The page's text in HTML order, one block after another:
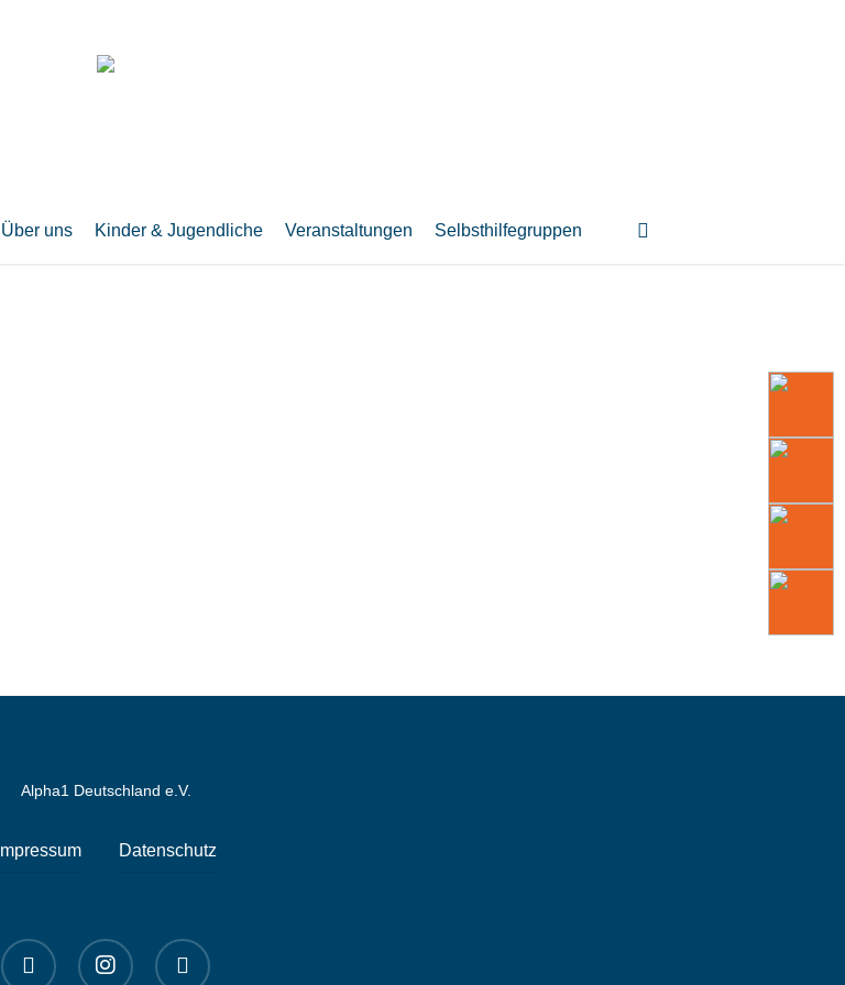
Über uns Kinder & Jugendliche Veranstaltungen Selbsthilfegruppen
Alpha1 Deutschland e.V.
Impressum Datenschutz
linkedin instagram spotify